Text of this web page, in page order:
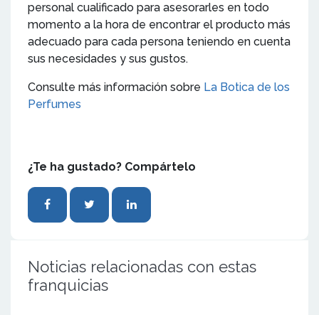
personal cualificado para asesorarles en todo
momento a la hora de encontrar el producto más
adecuado para cada persona teniendo en cuenta
sus necesidades y sus gustos.
Consulte más información sobre La Botica de los
Perfumes
¿Te ha gustado? Compártelo
Noticias relacionadas con estas
franquicias